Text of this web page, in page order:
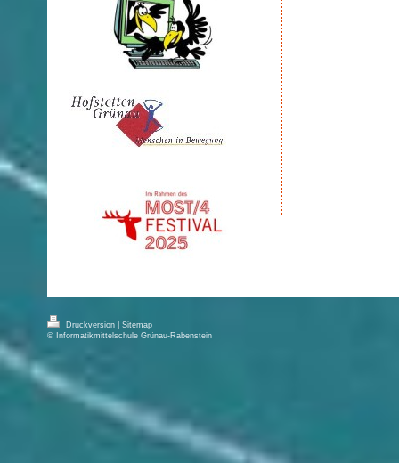
Druckversion
Sitemap
© Informatikmittelschule Grünau-Rabenstein